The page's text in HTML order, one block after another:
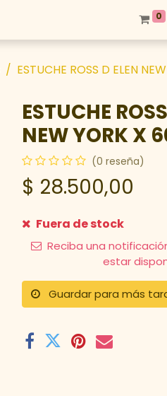
0
ESTUCHE ROSS D ELEN
ESTUCHE
NEW YORK X
(0 reseña)
$ 28.500,00
Fuera de stock
Reciba una
estar
Guardar para más